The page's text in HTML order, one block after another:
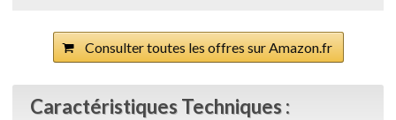
Consulter toutes les offres sur Amazon.fr
Caractéristiques Techniques :